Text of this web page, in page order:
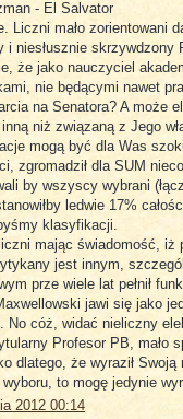
- El Salvator
Liczni mało zorientowani
i niesłusznie skrzywdzony
że jako nauczyciel
nie będącymi nawet
na Senatora? A może
inną niż związaną z Jego
mogą być dla Was
zgromadził dla SUM
by wszyscy wybrani
ledwie 17%
klasyfikacji.
mając świadomość,
jest innym,
prze wiele lat pełnił
jawi się jako
No cóż, widać nieliczny
Profesor PB, mało
dlatego, że wyraził
wyboru, to mogę jedynie
2012 00:14